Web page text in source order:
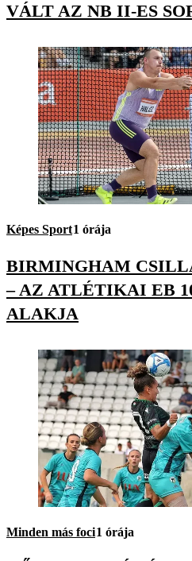
VÁLT AZ NB II-ES
Képes Sport1 órája
BIRMINGHAM
– AZ ATLÉTIKAI EB
ALAKJA
Minden más foci1 órája